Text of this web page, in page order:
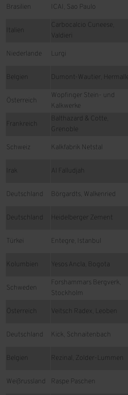
Brasilien ICAI, Sao Paulo
Italien
Carbocalcio Cuneese,
Valdieri
Niederlande Lurgi
Belgien Dumont-Wautier, Hermalle
Österreich
Wopfinger Stein- und
Kalkwerke
Frankreich
Balthazard & Cotte,
Grenoble
Schweiz Kalkfabrik Netstal
Irak Al Falludjah
Deutschland Börgardts, Walkenried
Deutschland Heidelberger Zement
Türkei Entegre, Istanbul
Kolumbien Yesos Ancla, Bogota
Schweden
Forshammars Bergverk,
Stockholm
Österreich Veitsch Radex, Leoben
Deutschland Kick, Schnaitenbach
Belgien Rezinal, Zolder-Lummen
Weißrussland Raspe Paschen